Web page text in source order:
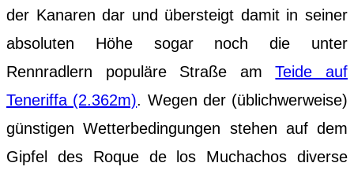
der Kanaren dar und übersteigt damit in seiner
absoluten Höhe sogar noch die unter
Rennradlern populäre Straße amTeide auf
Teneriffa (2.362m). Wegen der (üblichwerweise)
günstigen Wetterbedingungen stehen auf dem
Gipfel des Roque de los Muchachos diverse